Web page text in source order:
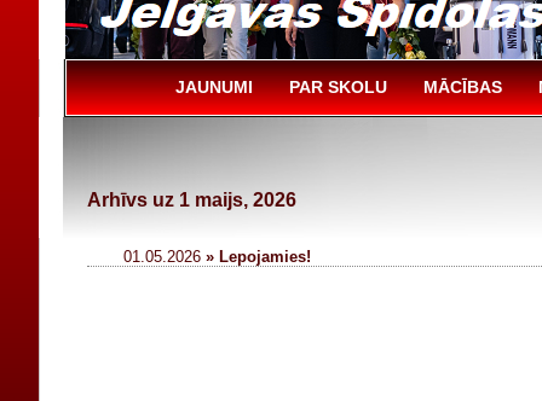
JAUNUMI PAR SKOLU MĀCĪBAS
Arhīvs uz 1 maijs, 2026
01.05.2026» Lepojamies!